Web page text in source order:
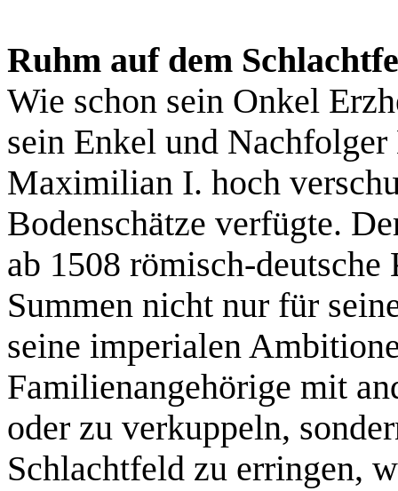
Ruhm auf dem
Wie schon sein Onkel
sein Enkel und
Maximilian I. hoch
Bodenschätze verfügte.
ab 1508 römisch-deutsche
Summen nicht nur für
seine imperialen
Familienangehörige mit
oder zu verkuppeln,
Schlachtfeld zu erringen,